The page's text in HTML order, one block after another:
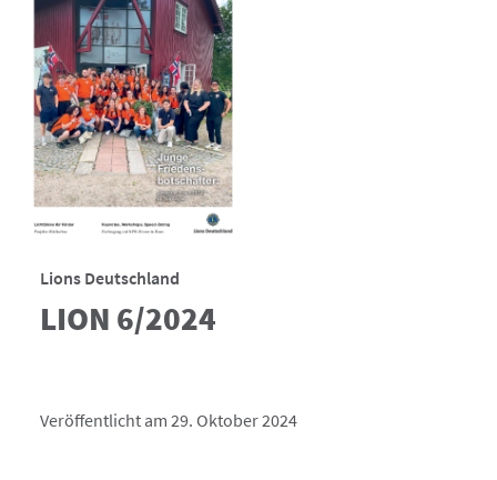
Lions Deutschland
LION 6/2024
Veröffentlicht am 29. Oktober 2024